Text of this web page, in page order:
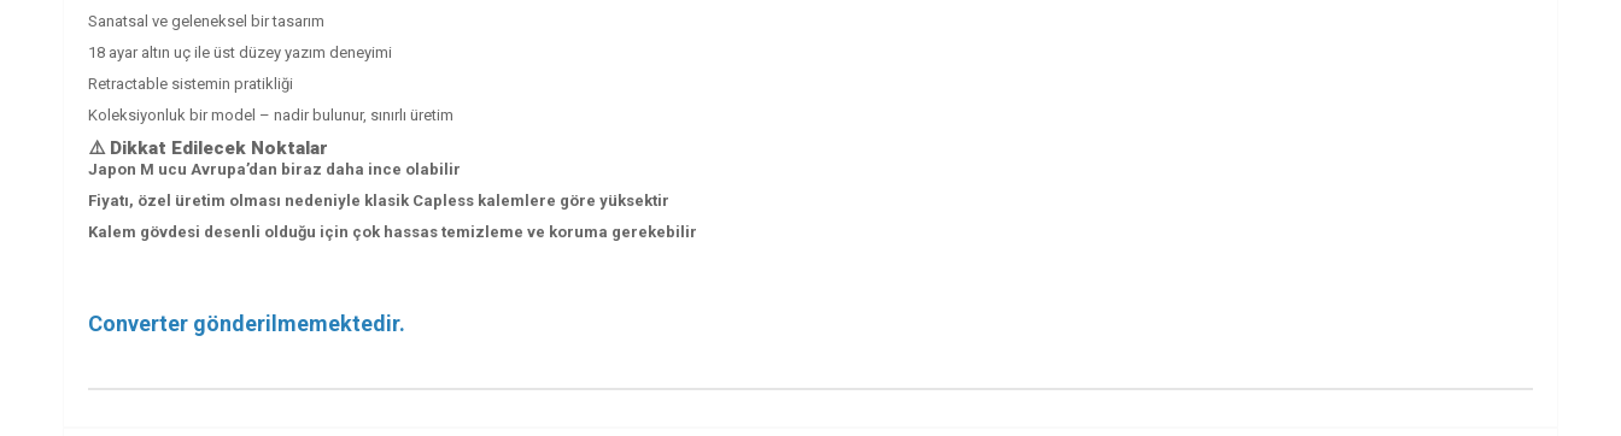
Sanatsal ve geleneksel bir tasarım
18 ayar altın uç ile üst düzey yazım deneyimi
Retractable sistemin pratikliği
Koleksiyonluk bir model – nadir bulunur, sınırlı üretim
⚠️ Dikkat Edilecek Noktalar
Japon M ucu Avrupa’dan biraz daha ince olabilir
Fiyatı, özel üretim olması nedeniyle klasik Capless kalemlere göre yüksektir
Kalem gövdesi desenli olduğu için çok hassas temizleme ve koruma gerekebilir
Converter gönderilmemektedir.